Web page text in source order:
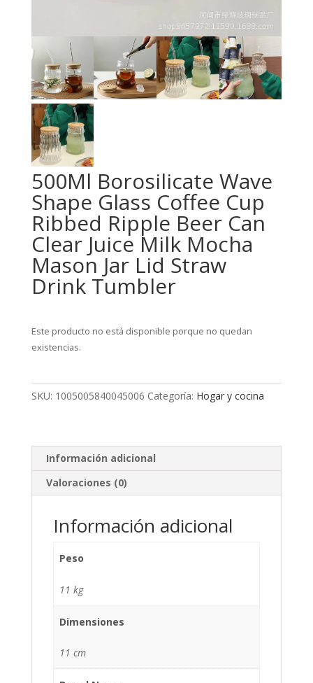
500Ml Borosilicate Wave
Shape Glass Coffee Cup
Ribbed Ripple Beer Can
Clear Juice Milk Mocha
Mason Jar Lid Straw
Drink Tumbler
Este producto no está disponible porque no quedan
existencias.
SKU: 1005005840045006 Categoría: Hogar y cocina
Información adicional
Valoraciones (0)
Información adicional
Peso
11 kg
Dimensiones
11 cm